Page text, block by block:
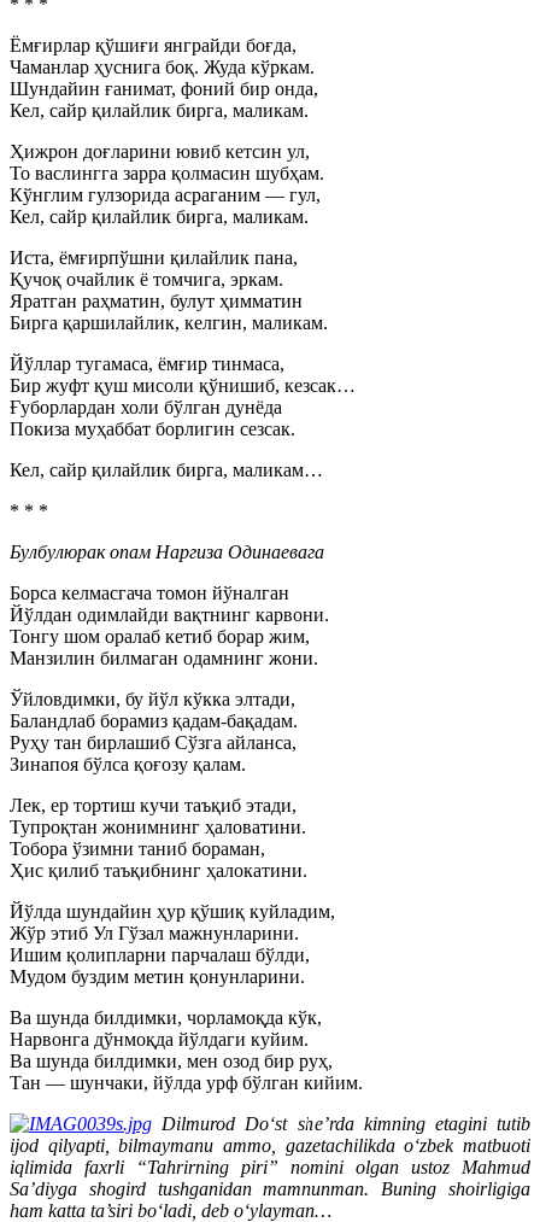
* * *
Ёмғирлар қўшиғи янграйди боғда,
Чаманлар ҳуснига боқ. Жуда кўркам.
Шундайин ғанимат, фоний бир онда,
Кел, сайр қилайлик бирга, маликам.
Ҳижрон доғларини ювиб кетсин ул,
То васлингга зарра қолмасин шубҳам.
Кўнглим гулзорида асраганим — гул,
Кел, сайр қилайлик бирга, маликам.
Иста, ёмғирпўшни қилайлик пана,
Қучоқ очайлик ё томчига, эркам.
Яратган раҳматин, булут ҳимматин
Бирга қаршилайлик, келгин, маликам.
Йўллар тугамаса, ёмғир тинмаса,
Бир жуфт қуш мисоли қўнишиб, кезсак…
Ғуборлардан холи бўлган дунёда
Покиза муҳаббат борлигин сезсак.
Кел, сайр қилайлик бирга, маликам…
* * *
Булбулюрак опам Наргиза Одинаевага
Борса келмасгача томон йўналган
Йўлдан одимлайди вақтнинг карвони.
Тонгу шом оралаб кетиб борар жим,
Манзилин билмаган одамнинг жони.
Ўйловдимки, бу йўл кўкка элтади,
Баландлаб борамиз қадам-бақадам.
Руҳу тан бирлашиб Сўзга айланса,
Зинапоя бўлса қоғозу қалам.
Лек, ер тортиш кучи таъқиб этади,
Тупроқтан жонимнинг ҳаловатини.
Тобора ўзимни таниб бораман,
Ҳис қилиб таъқибнинг ҳалокатини.
Йўлда шундайин ҳур қўшиқ куйладим,
Жўр этиб Ул Гўзал мажнунларини.
Ишим қолипларни парчалаш бўлди,
Мудом буздим метин қонунларини.
Ва шунда билдимки, чорламоқда кўк,
Нарвонга дўнмоқда йўлдаги куйим.
Ва шунда билдимки, мен озод бир руҳ,
Тан — шунчаки, йўлда урф бўлган кийим.
Dilmurod Do‘st she’rda kimning etagini tutib
ijod qilyapti, bilmaymanu ammo, gazetachilikda o‘zbek matbuoti
iqlimida faxrli “Tahrirning piri” nomini olgan ustoz Mahmud
Sa’diyga shogird tushganidan mamnunman. Buning shoirligiga
ham katta ta’siri bo‘ladi, deb o‘ylayman…